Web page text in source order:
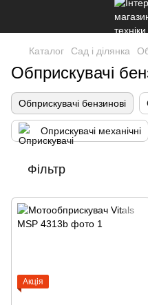
Каталог Сад і ділянка
Обприскувачі
Обприскувачі бензинові
Оприскувачі механічні
Фільтр
Акція